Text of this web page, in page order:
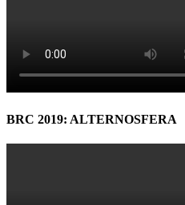
BRC 2019: ALTERNOSFERA